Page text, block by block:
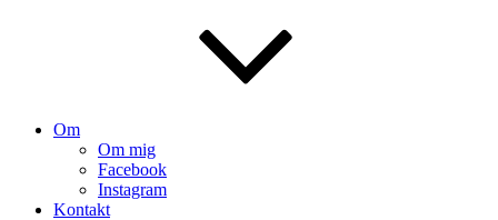
Om
Om mig
Facebook
Instagram
Kontakt